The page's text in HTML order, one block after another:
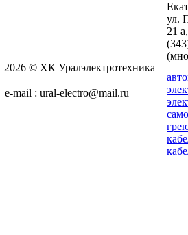
2026 © ХК Уралэлектротехника
e-mail : ural-electro@mail.ru
ул.
21